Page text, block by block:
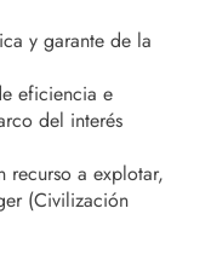
y garante de la
eficiencia e
del interés
recurso a explotar,
(Civilización